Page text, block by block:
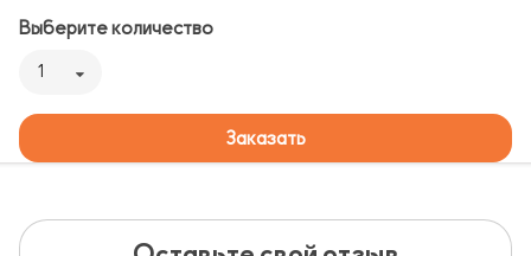
Выберите количество
1
Заказать